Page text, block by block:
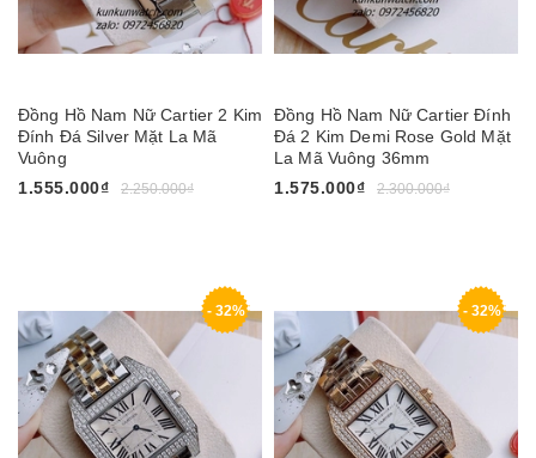
Đồng Hồ Nam Nữ Cartier 2 Kim
Đính Đá Silver Mặt La Mã
Vuông
1.555.000₫
2.250.000₫
Đồng Hồ Nam Nữ Cartier Đính
Đá 2 Kim Demi Rose Gold Mặt
La Mã Vuông 36mm
1.575.000₫
2.300.000₫
- 32% - 32%